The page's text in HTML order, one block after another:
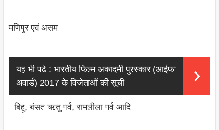
मणिपुर एवं असम
यह भी पढ़े : भारतीय फिल्म अकादमी पुरस्कार (आईफा
अवार्ड) 2017 के विजेताओं की सूची
- बिहू, बंसत ऋतु पर्व, रामलीला पर्व आदि